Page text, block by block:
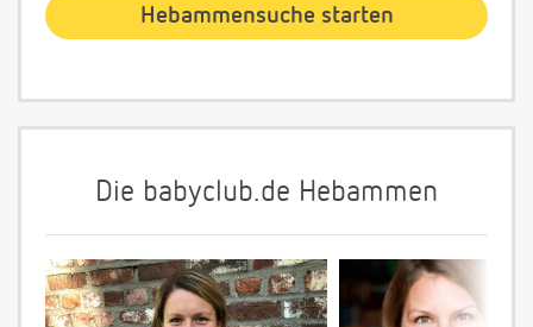
Die babyclub.de Hebammen